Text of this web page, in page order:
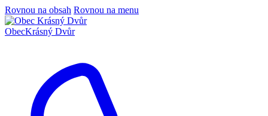
Rovnou na obsah Rovnou na menu
ObecKrásný Dvůr